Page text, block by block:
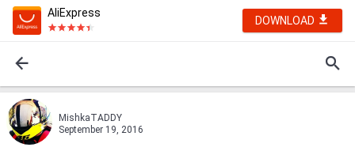
AliExpress
DOWNLOAD
MishkaTADDY
September 19, 2016